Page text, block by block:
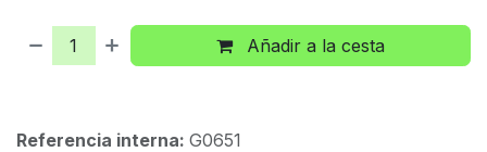
Añadir a la cesta
Referencia interna: G0651